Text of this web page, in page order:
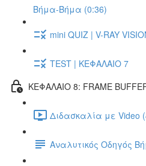
Βήμα-Βήμα (0:36)
mini QUIZ | V-RAY
TEST | ΚΕΦΑΛΑΙΟ 7
ΚΕΦΑΛΑΙΟ 8: FRAME
Διδασκαλία με Video
Αναλυτικός Οδηγός